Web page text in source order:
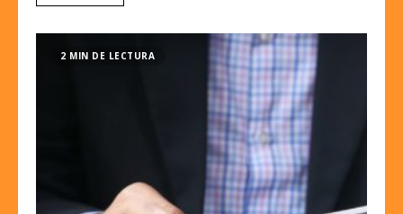
2 MIN DE LECTURA